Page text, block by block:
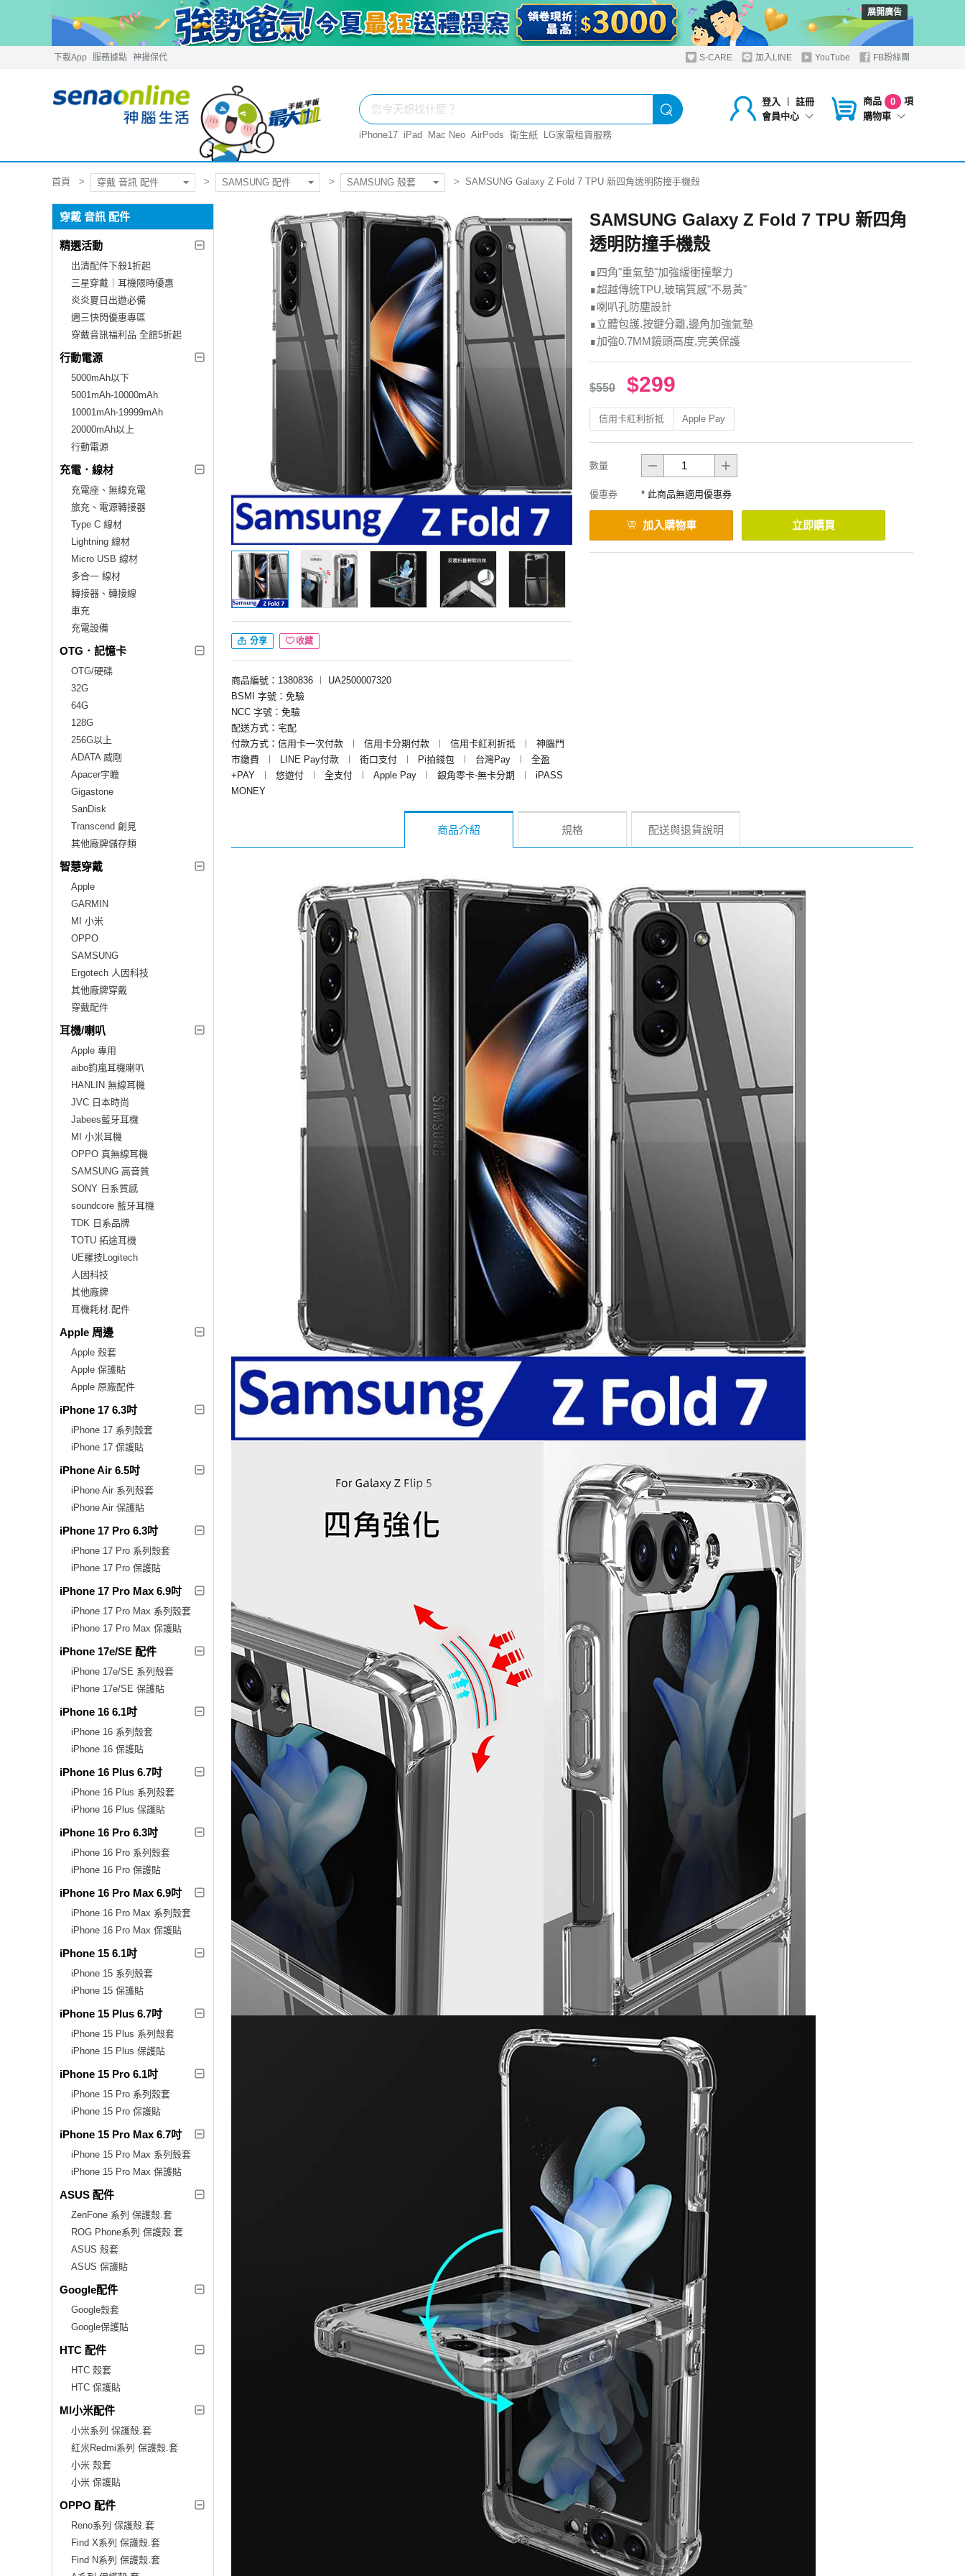
展開廣告
下載App 服務據點 神揚保代 S-CARE 加入LINE YouTube FB粉絲團
登入 ︱
註冊
會員中心
商品 0
項
購物車
iPhone17 iPad Mac Neo AirPods 衛生紙 LG家電租賃服務
首頁 穿戴 音訊 配件 SAMSUNG 配件 SAMSUNG 殼套 SAMSUNG Galaxy Z Fold 7 TPU 新四角透明防撞手機殼
穿戴 音訊 配件
精選活動
出清配件下殺1折起
三星穿戴｜耳機限時優惠
炎炎夏日出遊必備
週三快閃優惠專區
穿戴音訊福利品 全館5折起
行動電源
5000mAh以下
5001mAh-10000mAh
10001mAh-19999mAh
20000mAh以上
行動電源
充電．線材
充電座、無線充電
旅充、電源轉接器
Type C 線材
Lightning 線材
Micro USB 線材
多合一 線材
轉接器、轉接線
車充
充電設備
OTG．記憶卡
OTG/硬碟
32G
64G
128G
256G以上
ADATA 威剛
Apacer宇瞻
Gigastone
SanDisk
Transcend 創見
其他廠牌儲存類
智慧穿戴
Apple
GARMIN
MI 小米
OPPO
SAMSUNG
Ergotech 人因科技
其他廠牌穿戴
穿戴配件
耳機/喇叭
Apple 專用
aibo鈞嵐耳機喇叭
HANLIN 無線耳機
JVC 日本時尚
Jabees藍牙耳機
MI 小米耳機
OPPO 真無線耳機
SAMSUNG 高音質
SONY 日系質感
soundcore 藍牙耳機
TDK 日系品牌
TOTU 拓途耳機
UE羅技Logitech
人因科技
其他廠牌
耳機耗材.配件
Apple 周邊
Apple 殼套
Apple 保護貼
Apple 原廠配件
iPhone 17 6.3吋
iPhone 17 系列殼套
iPhone 17 保護貼
iPhone Air 6.5吋
iPhone Air 系列殼套
iPhone Air 保護貼
iPhone 17 Pro 6.3吋
iPhone 17 Pro 系列殼套
iPhone 17 Pro 保護貼
iPhone 17 Pro Max 6.9吋
iPhone 17 Pro Max 系列殼套
iPhone 17 Pro Max 保護貼
iPhone 17e/SE 配件
iPhone 17e/SE 系列殼套
iPhone 17e/SE 保護貼
iPhone 16 6.1吋
iPhone 16 系列殼套
iPhone 16 保護貼
iPhone 16 Plus 6.7吋
iPhone 16 Plus 系列殼套
iPhone 16 Plus 保護貼
iPhone 16 Pro 6.3吋
iPhone 16 Pro 系列殼套
iPhone 16 Pro 保護貼
iPhone 16 Pro Max 6.9吋
iPhone 16 Pro Max 系列殼套
iPhone 16 Pro Max 保護貼
iPhone 15 6.1吋
iPhone 15 系列殼套
iPhone 15 保護貼
iPhone 15 Plus 6.7吋
iPhone 15 Plus 系列殼套
iPhone 15 Plus 保護貼
iPhone 15 Pro 6.1吋
iPhone 15 Pro 系列殼套
iPhone 15 Pro 保護貼
iPhone 15 Pro Max 6.7吋
iPhone 15 Pro Max 系列殼套
iPhone 15 Pro Max 保護貼
ASUS 配件
ZenFone 系列 保護殼.套
ROG Phone系列 保護殼.套
ASUS 殼套
ASUS 保護貼
Google配件
Google殼套
Google保護貼
HTC 配件
HTC 殼套
HTC 保護貼
MI小米配件
小米系列 保護殼.套
紅米Redmi系列 保護殼.套
小米 殼套
小米 保護貼
OPPO 配件
Reno系列 保護殼.套
Find X系列 保護殼.套
Find N系列 保護殼.套
分享 收藏
商品編號：1380836 ︱
UA2500007320
BSMI 字號：免驗
NCC 字號：免驗
配送方式：宅配
付款方式：信用卡一次付款
︱ 信用卡分期付款 ︱ 信用卡紅利折抵 ︱
神腦門
市繳費
︱ LINE Pay付款 ︱ 街口支付 ︱ Pi拍錢包 ︱ 台灣Pay ︱
全盈
+PAY
︱ 悠遊付 ︱ 全支付 ︱ Apple Pay ︱ 銀角零卡-無卡分期 ︱
iPASS
MONEY
SAMSUNG Galaxy Z Fold 7 TPU 新四角
透明防撞手機殼
∎四角"重氣墊"加強緩衝撞擊力
∎超越傳統TPU,玻璃質感"不易黃"
∎喇叭孔防塵設計
∎立體包護.按鍵分離,邊角加強氣墊
∎加強0.7MM鏡頭高度,完美保護
$550 $299
信用卡紅利折抵 Apple Pay
數量
優惠券 * 此商品無適用優惠券
加入購物車 立即購買
商品介紹 規格 配送與退貨說明